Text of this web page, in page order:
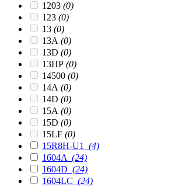
1203 (0)
123 (0)
13 (0)
13A (0)
13D (0)
13HP (0)
14500 (0)
14A (0)
14D (0)
15A (0)
15D (0)
15LF (0)
15R8H-U1
(4)
1604A (24)
1604D (24)
1604LC (24)